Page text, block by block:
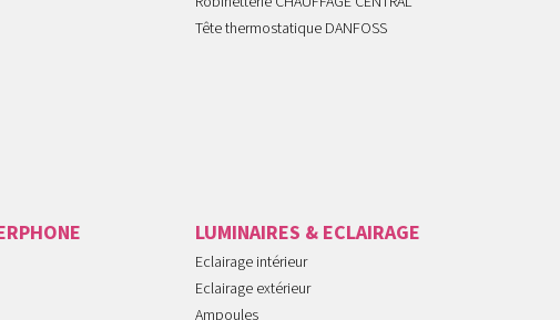
Tête thermostatique DANFOSS
LUMINAIRES & ECLAIRAGE
Eclairage intérieur
Eclairage extérieur
Ampoules